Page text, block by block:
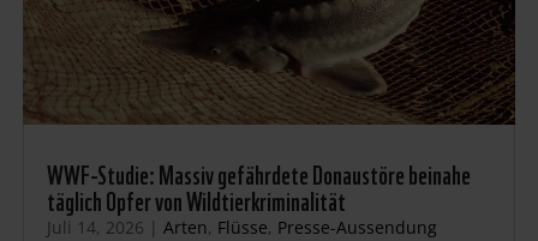
WWF-Studie: Massiv gefährdete Donaustöre beinahe
täglich Opfer von Wildtierkriminalität
Juli 14, 2026 | Arten, Flüsse, Presse-Aussendung